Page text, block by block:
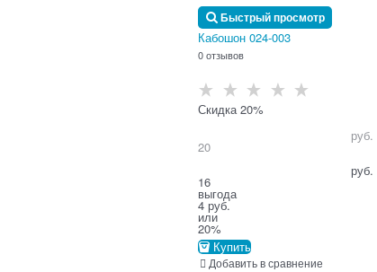
Быстрый просмотр
Кабошон 024-003
0 отзывов
Скидка 20%
20
                                      руб.
16
                                      руб.
выгода
4 руб.
или
20%
Купить
Добавить в сравнение